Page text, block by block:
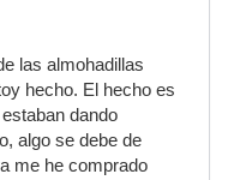
las almohadillas
hecho. El hecho es
dando
algo se debe de
me he comprado